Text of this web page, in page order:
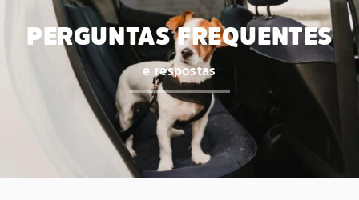
PERGUNTAS FREQUENTES
e respostas